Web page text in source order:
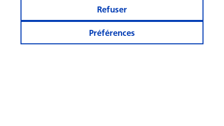
Préférences
Refuser